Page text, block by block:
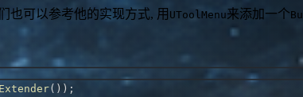
也可以参考他的实现方式, 用 UToolMenu来添加一个
( ) ) ;